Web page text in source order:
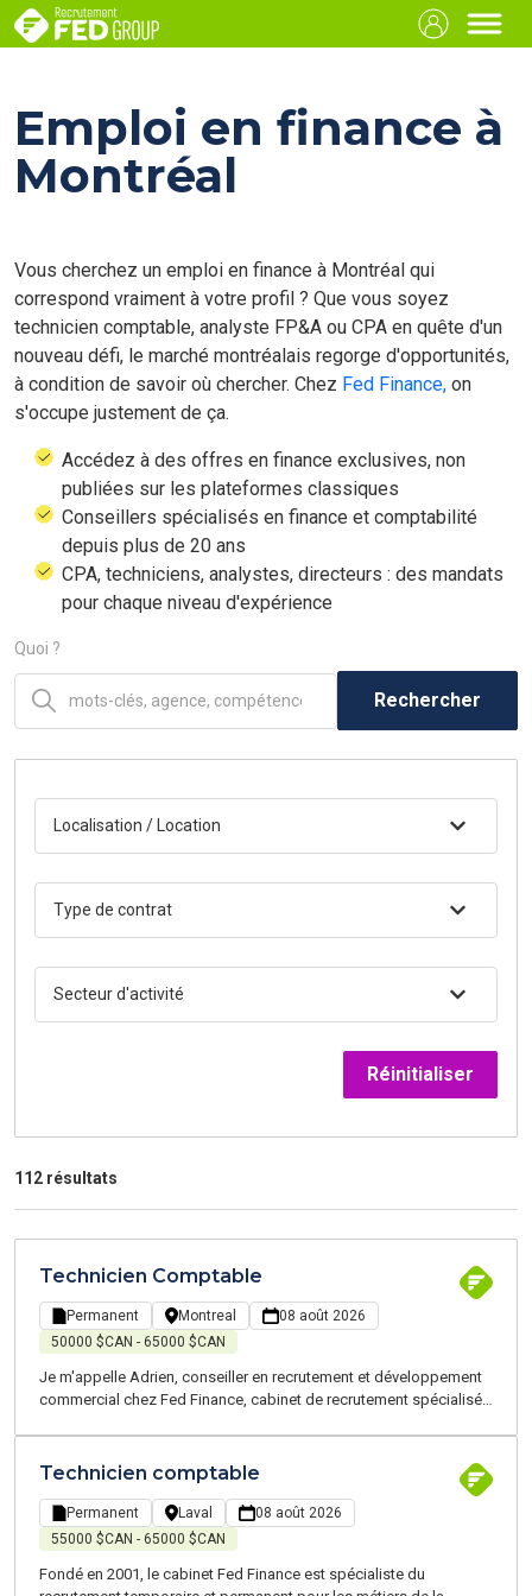
Emploi en finance à
Montréal
Vous cherchez un emploi en finance à Montréal qui
correspond vraiment à votre profil ? Que vous soyez
technicien comptable, analyste FP&A ou CPA en quête d'un
nouveau défi, le marché montréalais regorge d'opportunités,
à condition de savoir où chercher. Chez Fed Finance, on
s'occupe justement de ça.
Accédez à des offres en finance exclusives, non
publiées sur les plateformes classiques
Conseillers spécialisés en finance et comptabilité
depuis plus de 20 ans
CPA, techniciens, analystes, directeurs : des mandats
pour chaque niveau d'expérience
Quoi ?
Rechercher
Localisation / Location
Type de contrat
Secteur d'activité
Réinitialiser
112 résultats
Technicien Comptable
Permanent Montreal
08 août 2026
50000 $CAN - 65000 $CAN
Je m'appelle Adrien, conseiller en recrutement et développement
commercial chez Fed Finance, cabinet de recrutement spécialisé
Montréal. Notre équipe d’experts en finance parle votre langue et
comptabilité, de la finance et de la paie. Je recherche un
Technicien Comptable pour une compagnie dans le secteur
Technicien comptable
Permanent Laval
08 août 2026
55000 $CAN - 65000 $CAN
Fondé en 2001, le cabinet Fed Finance est spécialiste du